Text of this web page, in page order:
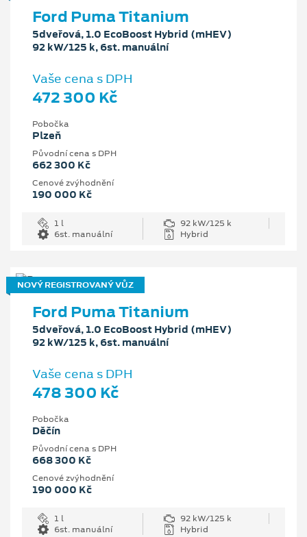
Ford Puma Titanium
5dveřová, 1.0 EcoBoost Hybrid (mHEV)
92 kW/125 k, 6st. manuální
Vaše cena s DPH
472 300 Kč
Pobočka
Plzeň
Původní cena s DPH
662 300 Kč
Cenové zvýhodnění
190 000 Kč
1 l
92 kW/125 k
6st. manuální
Hybrid
NOVÝ REGISTROVANÝ VŮZ
Ford Puma Titanium
5dveřová, 1.0 EcoBoost Hybrid (mHEV)
92 kW/125 k, 6st. manuální
Vaše cena s DPH
478 300 Kč
Pobočka
Děčín
Původní cena s DPH
668 300 Kč
Cenové zvýhodnění
190 000 Kč
1 l
92 kW/125 k
6st. manuální
Hybrid